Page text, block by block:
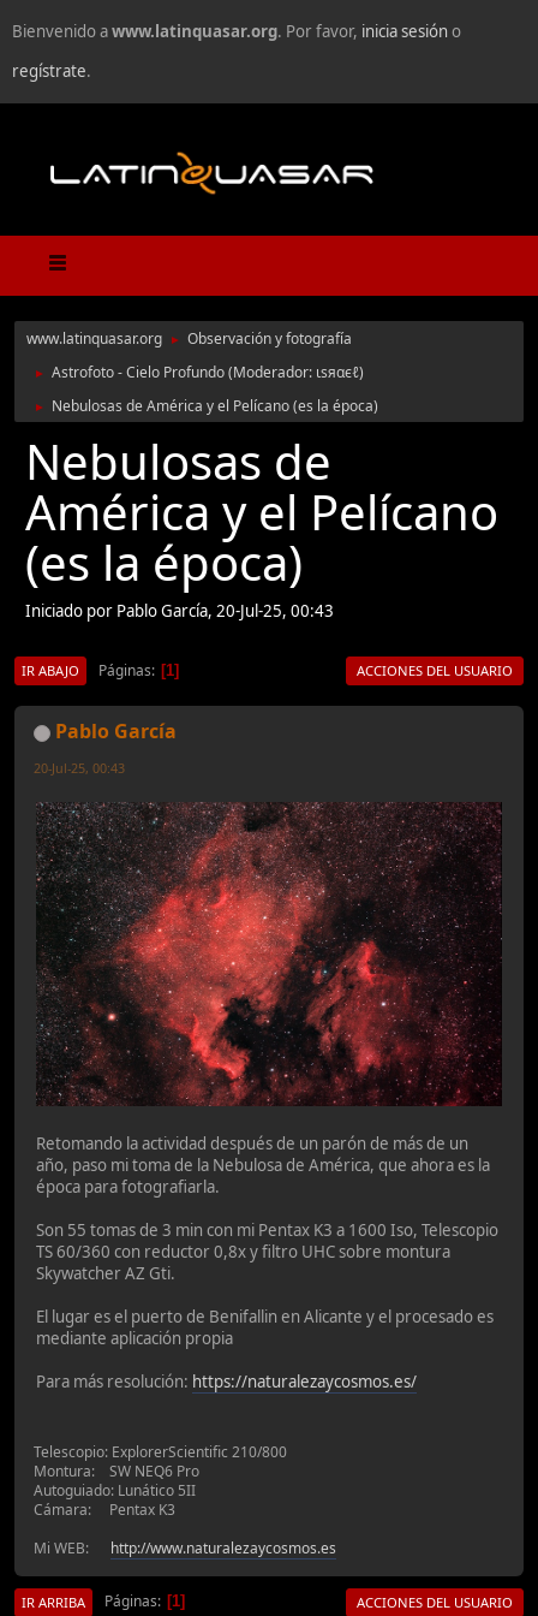
Bienvenido awww.latinquasar.org. Por favor, inicia sesióno
regístrate.
www.latinquasar.org ► Observación y fotografía
► Astrofoto - Cielo Profundo(Moderador: ιѕяαєℓ)
► Nebulosas de América y el Pelícano (es la época)
Nebulosas de
América y el Pelícano
(es la época)
Iniciado por Pablo García, 20-Jul-25, 00:43
IR ABAJO Páginas 1 ACCIONES DEL USUARIO
Pablo García
20-Jul-25, 00:43
Retomando la actividad después de un parón de más de un
año, paso mi toma de la Nebulosa de América, que ahora es la
época para fotografiarla.
Son 55 tomas de 3 min con mi Pentax K3 a 1600 Iso, Telescopio
TS 60/360 con reductor 0,8x y filtro UHC sobre montura
Skywatcher AZ Gti.
El lugar es el puerto de Benifallin en Alicante y el procesado es
mediante aplicación propia
Para más resolución: https://naturalezaycosmos.es/
Telescopio: ExplorerScientific 210/800
Montura: SW NEQ6 Pro
Autoguiado: Lunático 5II
Cámara: Pentax K3
Mi WEB: http://www.naturalezaycosmos.es
IR ARRIBA Páginas 1 ACCIONES DEL USUARIO